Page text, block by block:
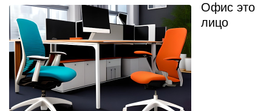
Офис это
лицо